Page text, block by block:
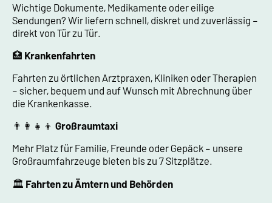
Wichtige Dokumente, Medikamente oder eilige
Sendungen? Wir liefern schnell, diskret und zuverlässig –
direkt von Tür zu Tür.
🏥 Krankenfahrten
Fahrten zu örtlichen Arztpraxen, Kliniken oder Therapien
– sicher, bequem und auf Wunsch mit Abrechnung über
die Krankenkasse.
👨‍👩‍👧‍👦 Großraumtaxi
Mehr Platz für Familie, Freunde oder Gepäck – unsere
Großraumfahrzeuge bieten bis zu 7 Sitzplätze.
🏛️ Fahrten zu Ämtern und Behörden